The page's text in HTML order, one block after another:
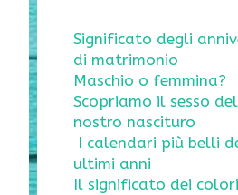
Significato degli
di matrimonio
Maschio o femmina?
Scopriamo il sesso del
nostro nascituro
I calendari più belli
ultimi anni
Il significato dei colori